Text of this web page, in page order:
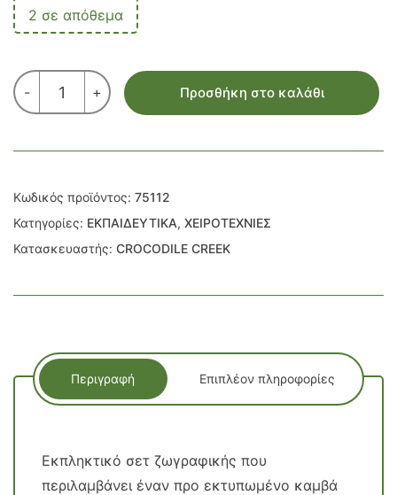
2 σε απόθεμα
-
ΖΩΓΡΑΦΙΚΗ
ΣΕ
-
+ Προσθήκη στο καλάθι
Κωδικός προϊόντος: 75112
Κατηγορίες: ΕΚΠΑΙΔΕΥΤΙΚΑ, ΧΕΙΡΟΤΕΧΝΙΕΣ
Κατασκευαστής: CROCODILE CREEK
Περιγραφή Επιπλέον πληροφορίες
Εκπληκτικό σετ ζωγραφικής που
περιλαμβάνει έναν προ εκτυπωμένο καμβά